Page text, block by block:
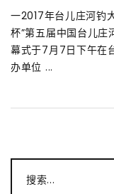
一2017年台儿庄河钓
杯”第五届中国台儿
幕式于7月7日下午在
办单位 ...
搜索...